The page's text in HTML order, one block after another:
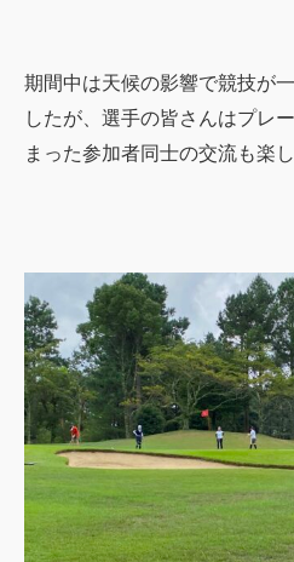
期間中は天候の影響で競技が
したが、選手の皆さんはプレ
まった参加者同士の交流も楽